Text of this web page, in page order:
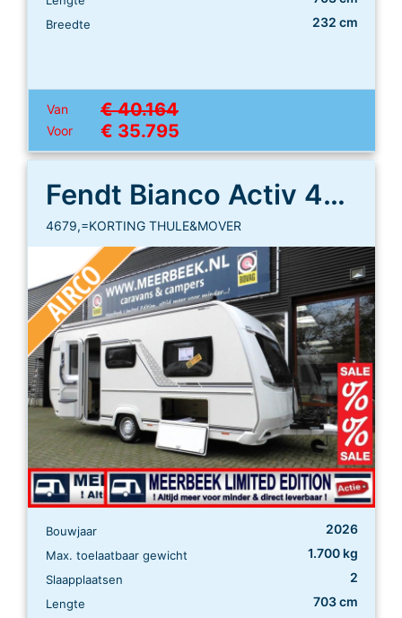
Breedte 232 cm
Van € 40.164
Voor € 35.795
Fendt Bianco Activ 465 SGE
4679,=KORTING THULE&MOVER
Bouwjaar 2026
Max. toelaatbaar gewicht 1.700 kg
Slaapplaatsen 2
Lengte
703 cm